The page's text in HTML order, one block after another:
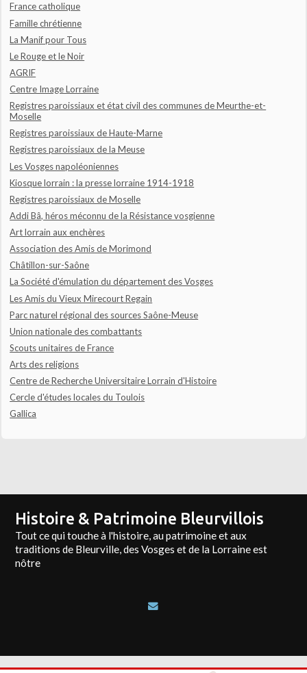
France catholique
Famille chrétienne
La Manif pour Tous
Le Rouge et le Noir
AGRIF
Centre Image Lorraine
Registres paroissiaux et état civil des communes de Meurthe-et-
Moselle
Registres paroissiaux de Haute-Marne
Registres paroissiaux de la Meuse
Les Vosges napoléoniennes
Kiosque lorrain : la presse lorraine 1914-1918
Registres paroissiaux de Moselle
Addi Bâ, héros méconnu de la Résistance vosgienne
Art lorrain aux enchères
Association des Amis de Morimond
Châtillon-sur-Saône
La Société d'émulation du département des Vosges
Les Amis du Vieux Mirecourt Regain
Parc naturel régional des sources Saône-Meuse
Union nationale des combattants
Scouts unitaires de France
Arts des religions
Centre de Recherche Universitaire Lorrain d'Histoire
Cercle d'études locales du Toulois
Gallica
Histoire & Patrimoine Bleurvillois
Tout ce qui touche à l'histoire, au patrimoine et aux
traditions de Bleurville, des Vosges et de la Lorraine est
nôtre